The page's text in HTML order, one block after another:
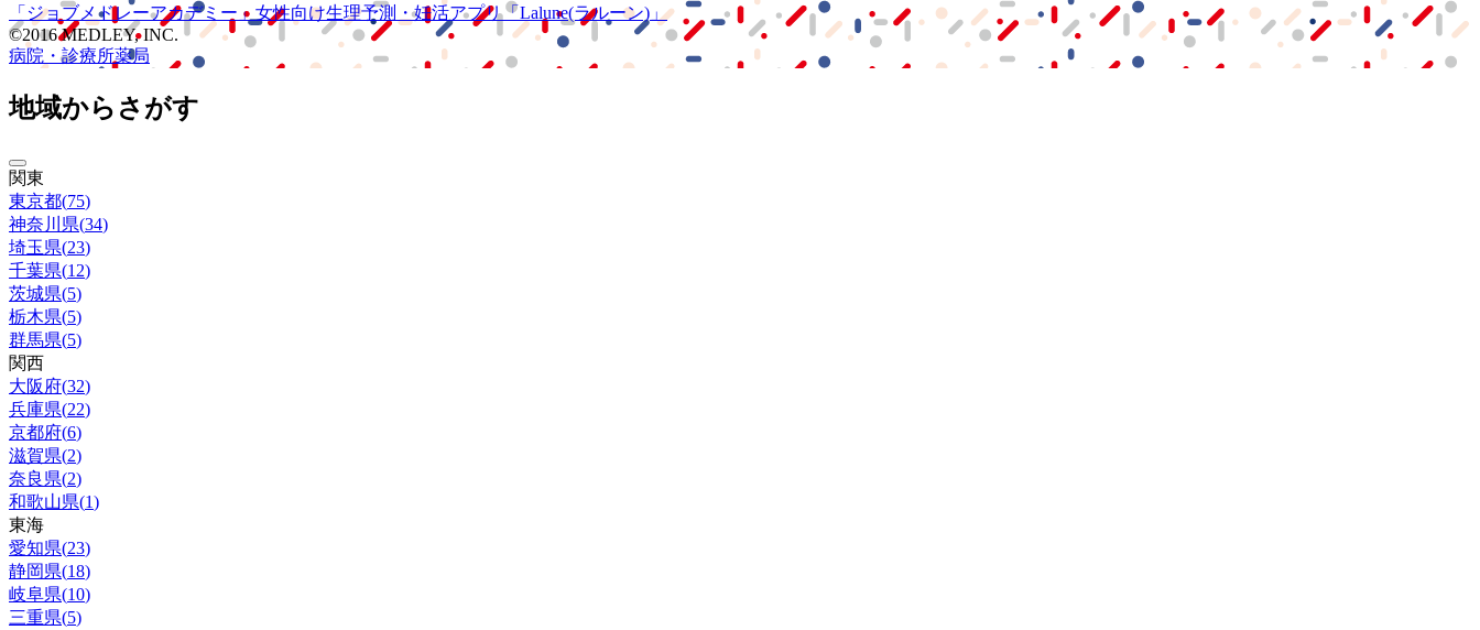
「ジョブメドレーアカデミー」 女性向け生理予測・妊活アプリ「Lalune(ラルーン)」
©2016 MEDLEY, INC.
病院・診療所薬局
地域からさがす
関東
東京都(75)
神奈川県(34)
埼玉県(23)
千葉県(12)
茨城県(5)
栃木県(5)
群馬県(5)
関西
大阪府(32)
兵庫県(22)
京都府(6)
滋賀県(2)
奈良県(2)
和歌山県(1)
東海
愛知県(23)
静岡県(18)
岐阜県(10)
三重県(5)